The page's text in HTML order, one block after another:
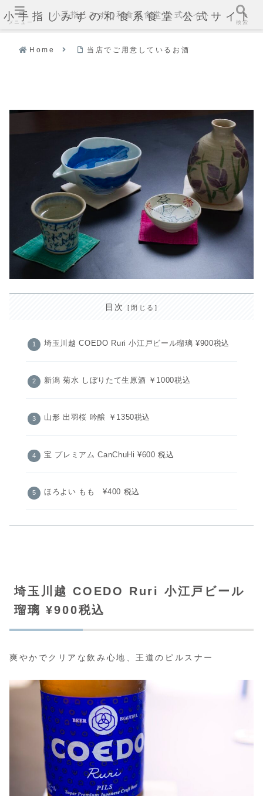
小手指しみずの和食系食堂 公式サイト
Home 当店でご用意しているお酒
目次
埼玉川越 COEDO Ruri 小江戸ビール瑠璃 ¥900税込
新潟 菊水 しぼりたて生原酒 ￥1000税込
山形 出羽桜 吟醸 ￥1350税込
宝 プレミアム CanChuHi ¥600 税込
ほろよい もも ¥400 税込
埼玉川越 COEDO Ruri 小江戸ビール
瑠璃 ¥900税込
爽やかでクリアな飲み心地、王道のピルスナー
メニュー
小手指しみずの和食系食堂 公式サイト
検索